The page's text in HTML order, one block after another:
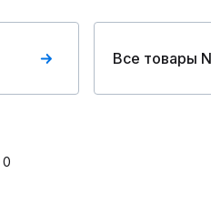
Все товары
0